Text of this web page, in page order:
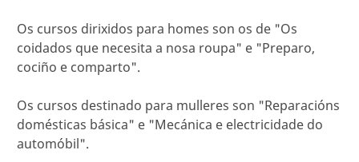
Os cursos dirixidos para homes son os de "Os
coidados que necesita a nosa roupa" e "Preparo,
cociño e comparto".
Os cursos destinado para mulleres son "Reparacións
domésticas básica" e "Mecánica e electricidade do
automóbil".